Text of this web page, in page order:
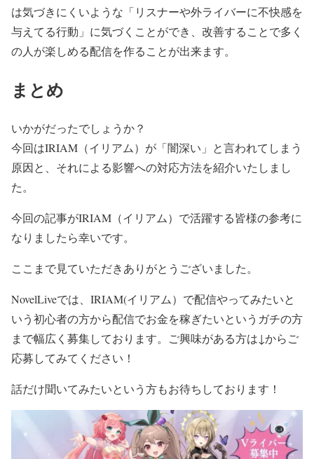
は気づきにくいような「リスナーや外ライバーに不快感を
与えてる行動」に気づくことができ、改善することで多く
の人が楽しめる配信を作ることが出来ます。
まとめ
いかがだったでしょうか？
今回はIRIAM（イリアム）が「闇深い」と言われてしまう
原因と、それによる影響への対応方法を紹介いたしまし
た。
今回の記事がIRIAM（イリアム）で活躍する皆様の参考に
なりましたら幸いです。
ここまで見ていただきありがとうございました。
NovelLiveでは、IRIAM(イリアム）で配信やってみたいと
いう初心者の方から配信でお金を稼ぎたいというガチの方
まで幅広く募集しております。ご興味がある方は↓からご
応募してみてください！
話だけ聞いてみたいという方もお待ちしております！